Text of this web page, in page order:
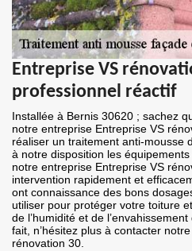
Entreprise VS
professionnel réactif
Installée à Bernis 30620 ; sachez
notre entreprise Entreprise VS
réaliser un traitement anti-mousse
à notre disposition les
notre entreprise Entreprise VS
intervention rapidement et
ont connaissance des bons
utiliser pour protéger votre toiture
de l’humidité et de
fait, n’hésitez plus à contacter
rénovation 30.